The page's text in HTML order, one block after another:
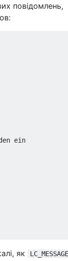
повідомлень,
ein
як